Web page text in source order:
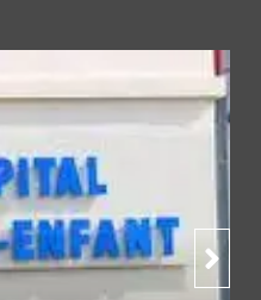
des transports et du
3 jours
REAL MADRID : Les
ACTUALITE FOOTBALL